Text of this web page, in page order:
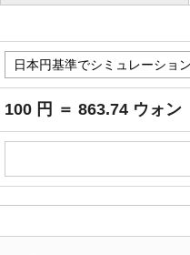
100 円 ＝ 863.74 ウォン